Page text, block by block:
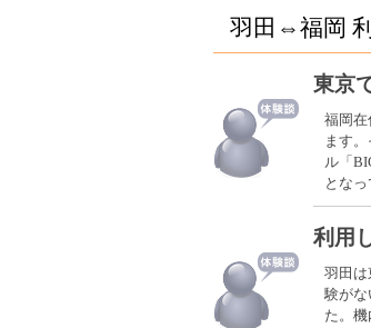
羽田⇔福岡
東京
福岡在
ます
ル「
とな
利用
羽田は
験がな
た。